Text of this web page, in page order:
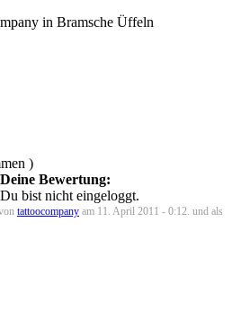
in Bramsche Üffeln
)
Deine Bewertung:
Du bist nicht eingeloggt.
tattoocompany am 11. April 2011 - 0:12. und als